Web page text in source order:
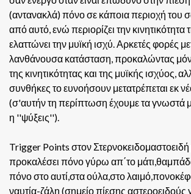
(αντανακλά) πόνο σε κάποια περιοχή του
από αυτό, ενώ περιορίζει την κινητικότητα
ελαττώνει την μυϊκή ισχύ. Αρκετές φορές
λανθάνουσα κατάσταση, προκαλώντας
της κινητικότητας και της μυϊκής ισχύος,
συνθήκες το ευνοήσουν μετατρέπεται εκ
(σ'αυτήν τη περίπτωση έχουμε τα γνωστά
η ''ψύξεις'').
Trigger Points στον
προκαλέσει πόνο γύρω απ΄το
πόνο στο αυτί,στα ούλα,στο
ναυτία-ζάλη (σημείο πίεσης αστεροειδούς